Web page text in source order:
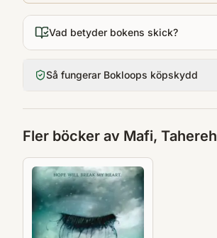
Vad betyder bokens skick?
Så fungerar Bokloops köpskydd
Fler böcker av Mafi, Tahereh